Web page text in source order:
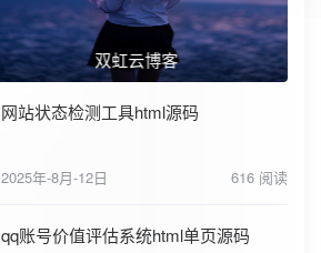
双虹云博客
网站状态检测工具html源码
2025年-8月-12日 616 阅读
qq账号价值评估系统html单页源码